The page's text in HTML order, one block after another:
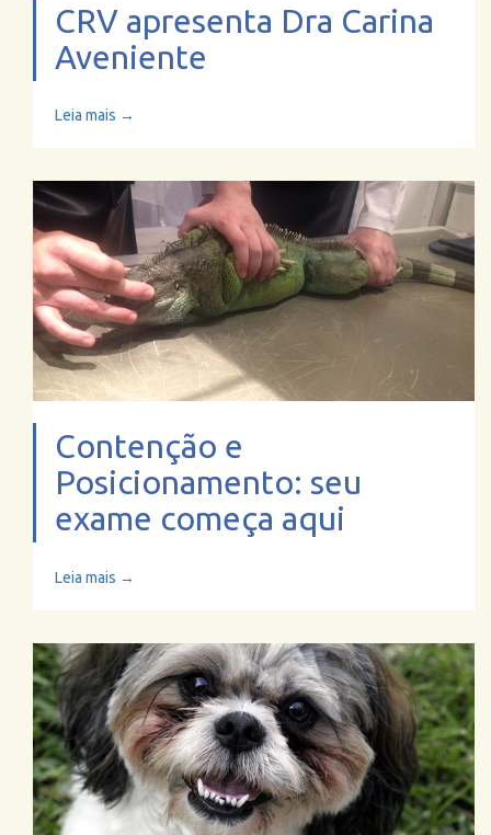
CRV apresenta Dra Carina
Aveniente
Leia mais →
Contenção e
Posicionamento: seu
exame começa aqui
Leia mais →